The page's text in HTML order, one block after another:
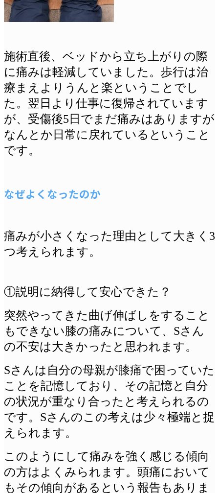
施術直後、ベッドから立ち上がりの際
に痛みは軽減していました。歩行は治
療まえよりうんと楽ということでし
た。翌日より仕事に復帰されています
が、受傷後5日でまだ痛みはありますが
なんとか日常に戻れているということ
です。
なぜよくなったのか
痛みが小さくなった理由として大きく3
つ考えられます。
①説明に納得して安心できた？
突然やってきた曲げ伸ばしをすること
もできない膝の痛みについて、Sさん
の不安は大きかったと思われます。
Sさんは自分の母親が膝痛で困っていた
ことを記憶しており、その記憶と自分
の状況が重なり合ったと考えられるの
です。Sさんのこの考えは少々極端と捉
えられます。
このようにして痛みを強く感じる傾向
の方はよくみられます。頭痛において
もその傾向があるという報告もありま